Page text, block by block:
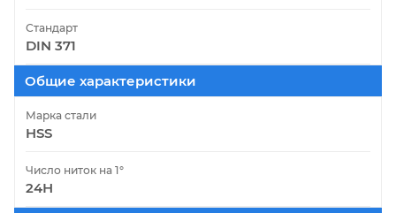
Стандарт
DIN 371
Общие характеристики
Марка стали
HSS
Число ниток на 1°
24Н